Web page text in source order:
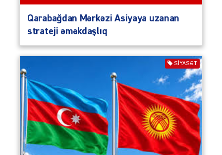
Qarabağdan Mərkəzi Asiyaya uzanan
strateji əməkdaşlıq
SIYASƏT